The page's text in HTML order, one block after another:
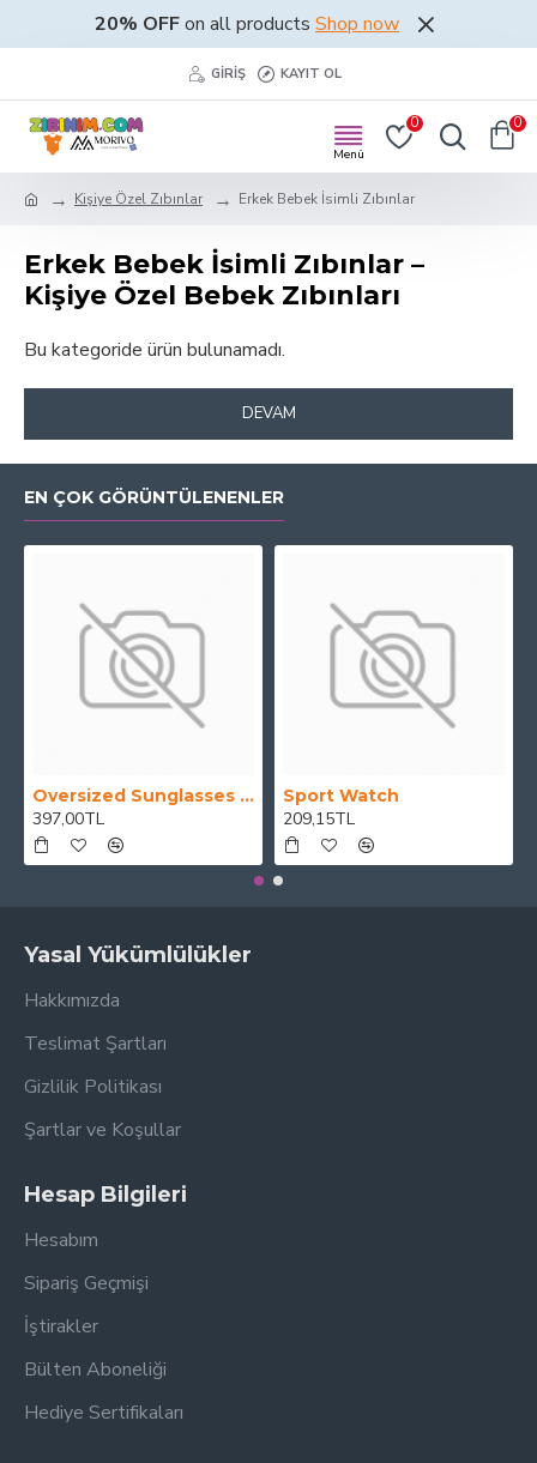
20% OFFon all products Shop now
GIRIŞ KAYIT OL
0 0
Kişiye Özel Zıbınlar Erkek Bebek İsimli Zıbınlar
Erkek Bebek İsimli Zıbınlar –
Kişiye Özel Bebek Zıbınları
Bu kategoride ürün bulunamadı.
DEVAM
EN ÇOK GÖRÜNTÜLENENLER
Oversized Sunglasses For Long Summer Days
397,00TL
Sport Watch
209,15TL
Yasal Yükümlülükler
Hakkımızda
Teslimat Şartları
Gizlilik Politikası
Şartlar ve Koşullar
Hesap Bilgileri
Hesabım
Sipariş Geçmişi
İştirakler
Bülten Aboneliği
Hediye Sertifikaları